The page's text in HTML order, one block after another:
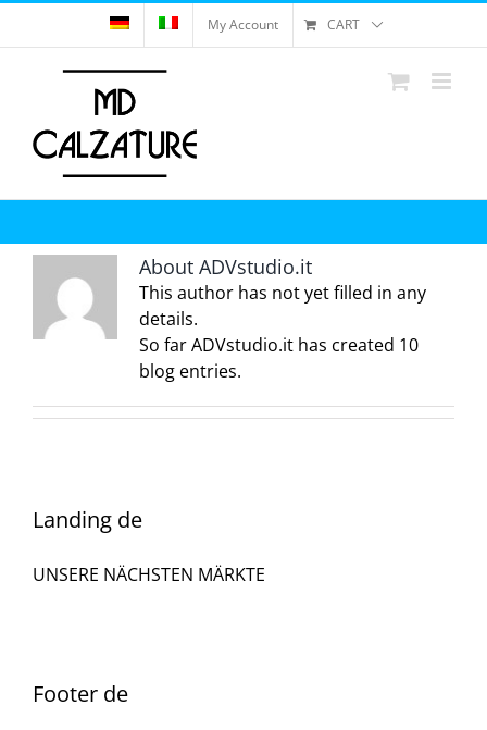
My Account CART
About ADVstudio.it
This author has not yet filled in any
details.
So far ADVstudio.it has created 10
blog entries.
Landing de
UNSERE NÄCHSTEN MÄRKTE
Footer de